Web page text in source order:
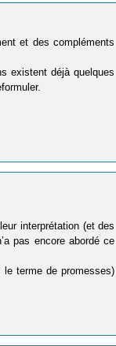
et des compléments
existent déjà quelques
interprétation (et des
pas encore abordé ce
le terme de promesses)